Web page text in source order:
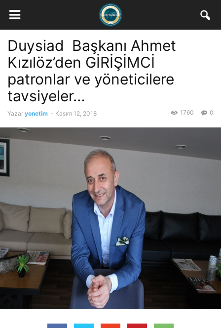
Duysiad Başkanı Ahmet
Kızılöz’den GİRİŞİMCİ
patronlar ve yöneticilere
tavsiyeler…
Yazar yonetim - Kasım 12, 2018 0
1760